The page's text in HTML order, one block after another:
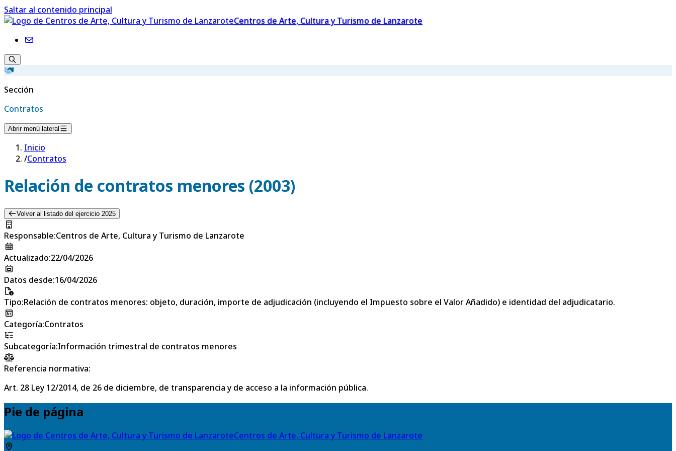
Saltar al contenido principal
Centros de Arte, Cultura y Turismo de Lanzarote
Sección
Contratos
Abrir menú lateral
Inicio
/Contratos
Relación de contratos menores (2003)
Volver al listado del ejercicio 2025
Responsable:Centros de Arte, Cultura y Turismo de Lanzarote
Actualizado:22/04/2026
Datos desde:16/04/2026
Tipo:Relación de contratos menores: objeto, duración, importe de adjudicación (incluyendo el Impuesto sobre el Valor Añadido) e identidad del adjudicatario.
Categoría:Contratos
Subcategoría:Información trimestral de contratos menores
Referencia normativa:
Art. 28 Ley 12/2014, de 26 de diciembre, de transparencia y de acceso a la información pública.
Pie de página
Centros de Arte, Cultura y Turismo de Lanzarote